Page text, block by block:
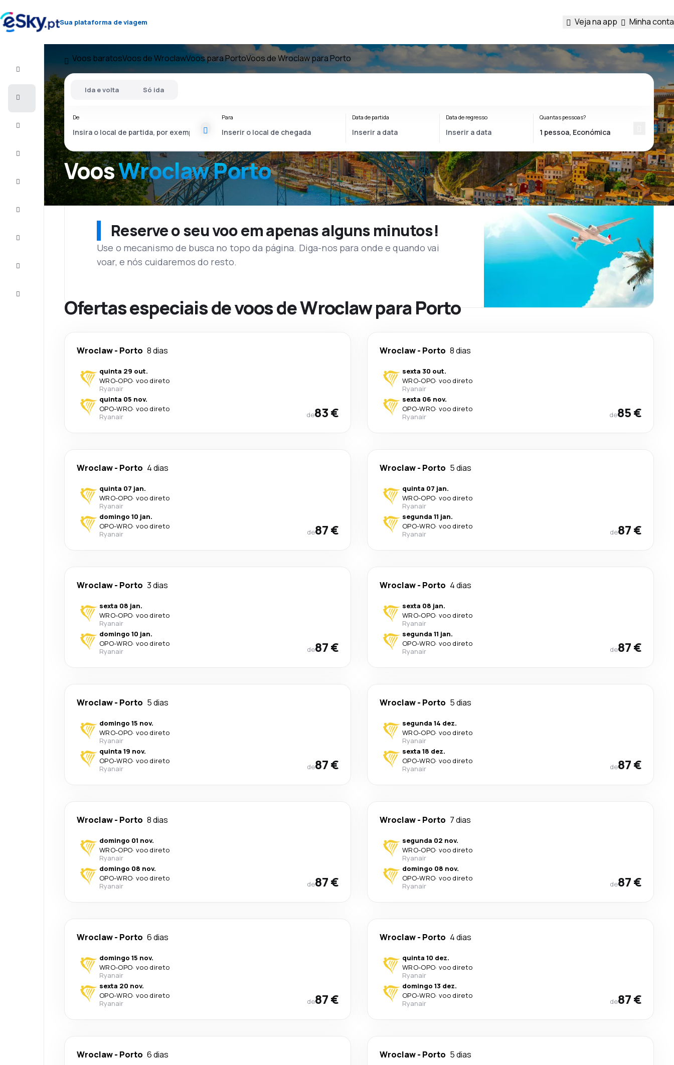
Sua plataforma de viagem Veja na app Minha conta
baratos
Alojamentos
Voos baratosVoos de WroclawVoos para PortoVoos de Wroclaw para Porto
VoosWroclaw Porto
Ida e volta Só ida
De Para Data de partida Data de regresso Quantas pessoas?
Reserve o seu voo em apenas alguns minutos!
Use o mecanismo de busca no topo da página. Diga-nos para onde e quando vai
voar, e nós cuidaremos do resto.
Ofertas especiais de voos de Wroclaw para Porto
Wroclaw- Porto 8 dias
quinta 29 out.
WRO-OPO· voo direto
Ryanair
quinta 05 nov.
OPO-WRO· voo direto
Ryanair
de83 €
Wroclaw- Porto 8 dias
sexta 30 out.
WRO-OPO· voo direto
Ryanair
sexta 06 nov.
OPO-WRO· voo direto
Ryanair
de85 €
Wroclaw- Porto 4 dias
quinta 07 jan.
WRO-OPO· voo direto
Ryanair
domingo 10 jan.
OPO-WRO· voo direto
Ryanair
de87 €
Wroclaw- Porto 5 dias
quinta 07 jan.
WRO-OPO· voo direto
Ryanair
segunda 11 jan.
OPO-WRO· voo direto
Ryanair
de87 €
Wroclaw- Porto 3 dias
sexta 08 jan.
WRO-OPO· voo direto
Ryanair
domingo 10 jan.
OPO-WRO· voo direto
Ryanair
de87 €
Wroclaw- Porto 4 dias
sexta 08 jan.
WRO-OPO· voo direto
Ryanair
segunda 11 jan.
OPO-WRO· voo direto
Ryanair
de87 €
Wroclaw- Porto 5 dias
domingo 15 nov.
WRO-OPO· voo direto
Ryanair
quinta 19 nov.
OPO-WRO· voo direto
Ryanair
de87 €
Wroclaw- Porto 5 dias
segunda 14 dez.
WRO-OPO· voo direto
Ryanair
sexta 18 dez.
OPO-WRO· voo direto
Ryanair
de87 €
Wroclaw- Porto 8 dias
domingo 01 nov.
WRO-OPO· voo direto
Ryanair
domingo 08 nov.
OPO-WRO· voo direto
Ryanair
de87 €
Wroclaw- Porto 7 dias
segunda 02 nov.
WRO-OPO· voo direto
Ryanair
domingo 08 nov.
OPO-WRO· voo direto
Ryanair
de87 €
Wroclaw- Porto 6 dias
domingo 15 nov.
WRO-OPO· voo direto
Ryanair
sexta 20 nov.
OPO-WRO· voo direto
Ryanair
de87 €
Wroclaw- Porto 4 dias
quinta 10 dez.
WRO-OPO· voo direto
Ryanair
domingo 13 dez.
OPO-WRO· voo direto
Ryanair
de87 €
Wroclaw- Porto 6 dias Wroclaw- Porto 5 dias